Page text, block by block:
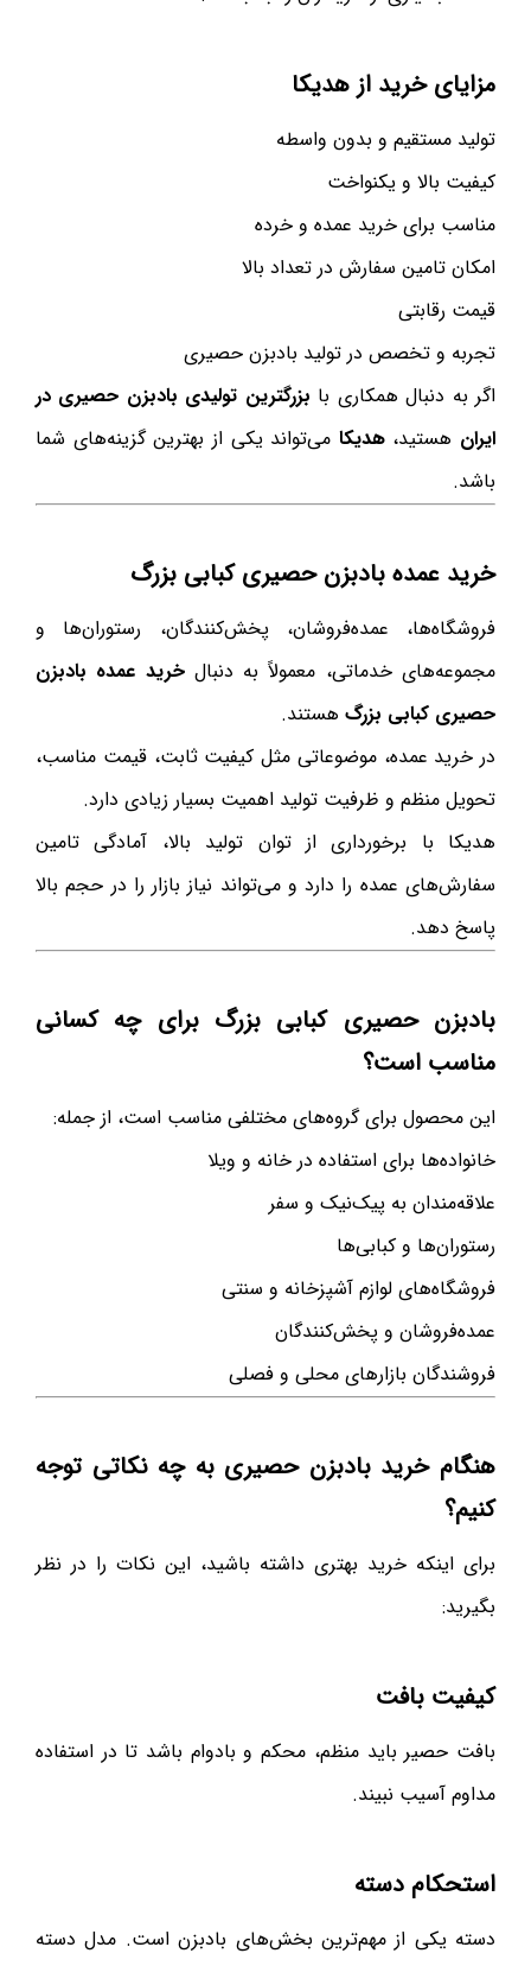
مزایای خرید از هدیکا
تولید مستقیم و بدون واسطه
کیفیت بالا و یکنواخت
مناسب برای خرید عمده و خرده
امکان تامین سفارش در تعداد بالا
قیمت رقابتی
تجربه و تخصص در تولید بادبزن حصیری
اگر به دنبال همکاری با بزرگترین تولیدی بادبزن حصیری در
ایران هستید،هدیکا می‌تواند یکی از بهترین گزینه‌های شما
باشد.
خرید عمده بادبزن حصیری کبابی بزرگ
فروشگاه‌ها، عمده‌فروشان، پخش‌کنندگان، رستوران‌ها و
مجموعه‌های خدماتی، معمولاً به دنبالخرید عمده بادبزن
حصیری کبابی بزرگ هستند.
در خرید عمده، موضوعاتی مثل کیفیت ثابت، قیمت مناسب،
تحویل منظم و ظرفیت تولید اهمیت بسیار زیادی دارد.
هدیکا با برخورداری از توان تولید بالا، آمادگی تامین
سفارش‌های عمده را دارد و می‌تواند نیاز بازار را در حجم بالا
پاسخ دهد.
بادبزن حصیری کبابی بزرگ برای چه کسانی
مناسب است؟
این محصول برای گروه‌های مختلفی مناسب است، از جمله:
خانواده‌ها برای استفاده در خانه و ویلا
علاقه‌مندان به پیک‌نیک و سفر
رستوران‌ها و کبابی‌ها
فروشگاه‌های لوازم آشپزخانه و سنتی
عمده‌فروشان و پخش‌کنندگان
فروشندگان بازارهای محلی و فصلی
هنگام خرید بادبزن حصیری به چه نکاتی توجه
کنیم؟
برای اینکه خرید بهتری داشته باشید، این نکات را در نظر
بگیرید:
کیفیت بافت
بافت حصیر باید منظم، محکم و بادوام باشد تا در استفاده
مداوم آسیب نبیند.
استحکام دسته
دسته یکی از مهم‌ترین بخش‌های بادبزن است. مدل دسته